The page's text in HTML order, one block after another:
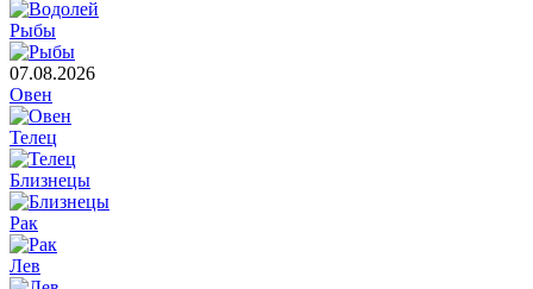
Рыбы
07.08.2026
Овен
Телец
Близнецы
Рак
Лев